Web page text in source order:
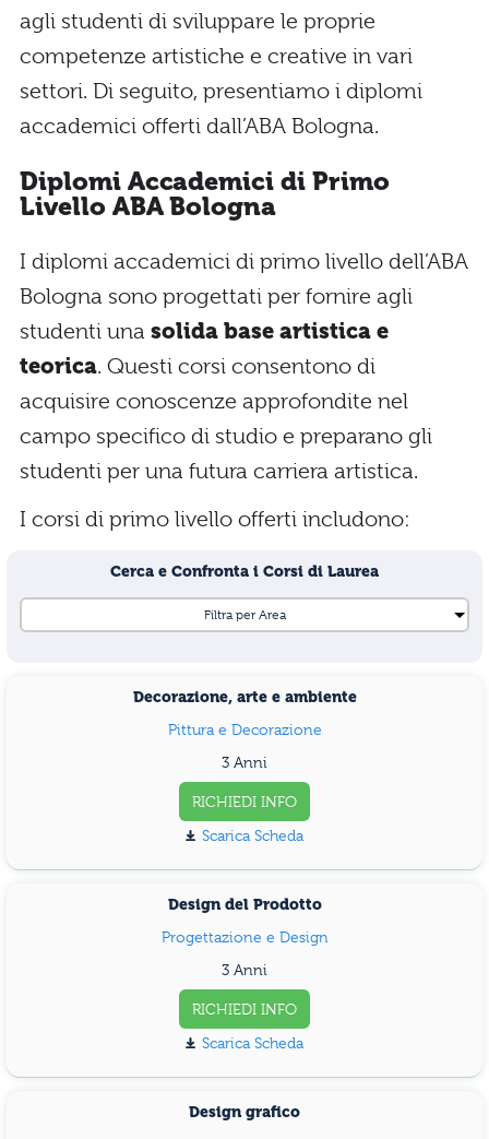
agli studenti di sviluppare le proprie
competenze artistiche e creative in vari
settori. Di seguito, presentiamo i diplomi
accademici offerti dall’ABA Bologna.
Diplomi Accademici di Primo
Livello ABA Bologna
I diplomi accademici di primo livello dell’ABA
Bologna sono progettati per fornire agli
studenti una solida base artistica e
teorica. Questi corsi consentono di
acquisire conoscenze approfondite nel
campo specifico di studio e preparano gli
studenti per una futura carriera artistica.
I corsi di primo livello offerti includono:
Cerca e Confronta i Corsi di Laurea
Decorazione, arte e ambiente
Pittura e Decorazione
3 Anni
RICHIEDI INFO
Scarica Scheda
Design del Prodotto
Progettazione e Design
3 Anni
RICHIEDI INFO
Scarica Scheda
Design grafico